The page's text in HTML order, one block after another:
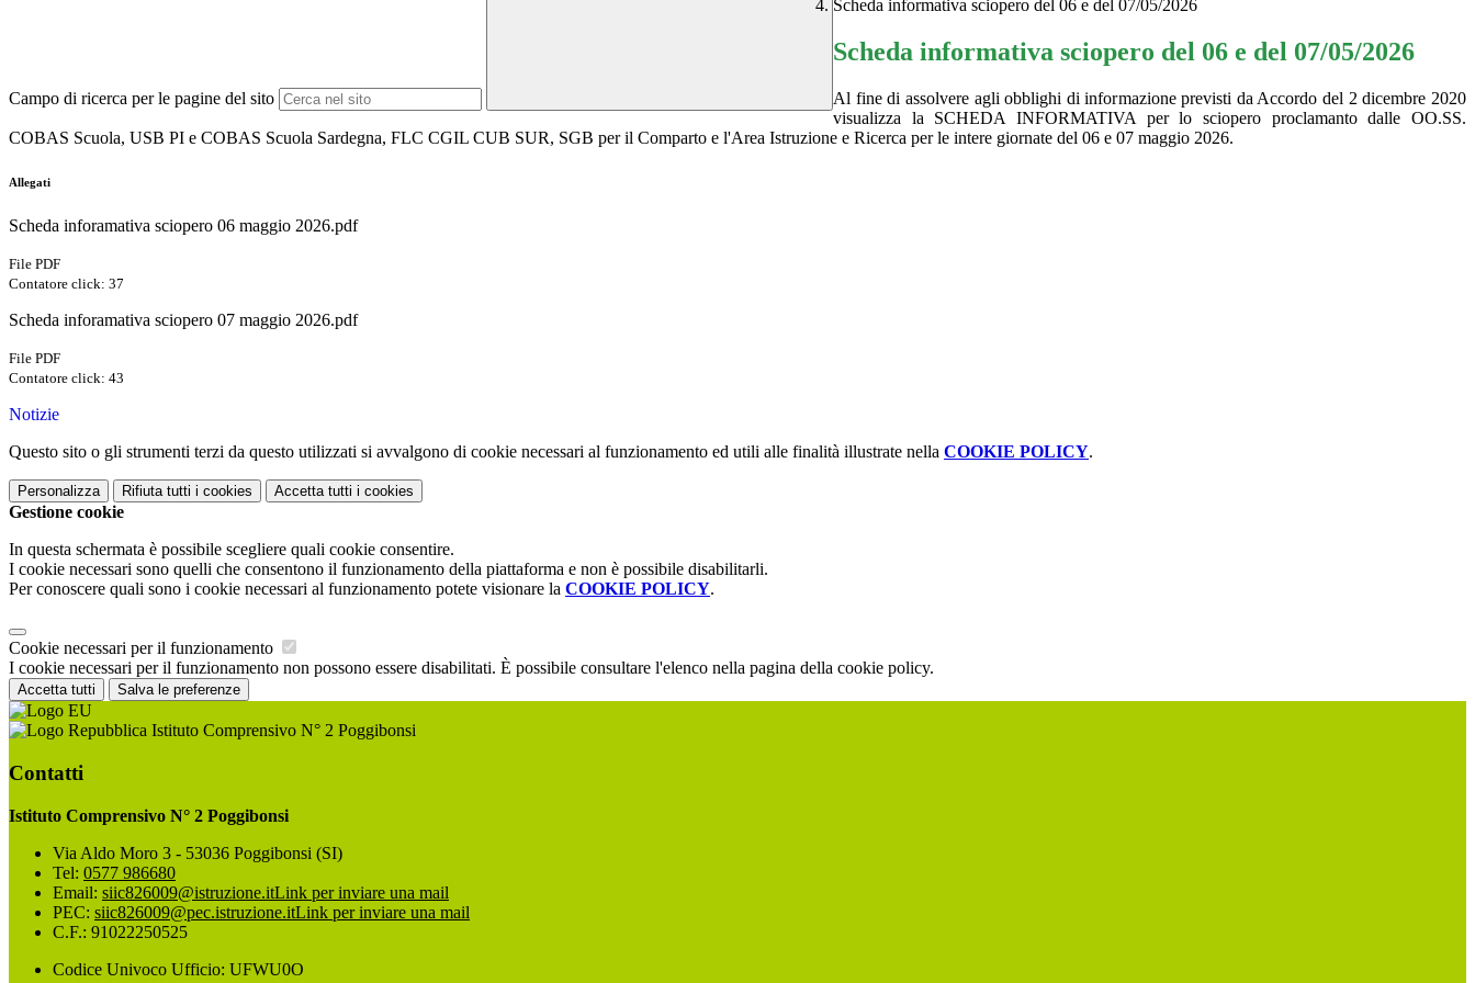
Campo di ricerca per le pagine del sito
Scheda informativa sciopero del 06 e del 07/05/2026
Scheda informativa sciopero del 06 e del 07/05/2026
Al fine di assolvere agli obblighi di informazione previsti da Accordo del 2 dicembre 2020
visualizza la SCHEDA INFORMATIVA per lo sciopero proclamanto dalle OO.SS.
COBAS Scuola, USB PI e COBAS Scuola Sardegna, FLC CGIL CUB SUR, SGB per il Comparto e l'Area Istruzione e Ricerca per le intere giornate del 06 e 07 maggio 2026.
Allegati
Scheda inforamativa sciopero 06 maggio 2026.pdf
File PDF
Contatore click: 37
Scheda inforamativa sciopero 07 maggio 2026.pdf
File PDF
Contatore click: 43
Notizie
Questo sito o gli strumenti terzi da questo utilizzati si avvalgono di cookie necessari al funzionamento ed utili alle finalità illustrate nella COOKIE POLICY.
Personalizza Rifiuta tutti i cookies Accetta tutti i cookies
Gestione cookie
In questa schermata è possibile scegliere quali cookie consentire.
I cookie necessari sono quelli che consentono il funzionamento della piattaforma e non è possibile disabilitarli.
Per conoscere quali sono i cookie necessari al funzionamento potete visionare la COOKIE POLICY.
Cookie necessari per il funzionamento
I cookie necessari per il funzionamento non possono essere disabilitati. È possibile consultare l'elenco nella pagina della cookie policy.
Accetta tutti Salva le preferenze
Istituto Comprensivo N° 2 Poggibonsi
Contatti
Istituto Comprensivo N° 2 Poggibonsi
Via Aldo Moro 3 - 53036 Poggibonsi (SI)
Tel: 0577 986680
Email: siic826009@istruzione.itLink per inviare una mail
PEC: siic826009@pec.istruzione.itLink per inviare una mail
C.F.: 91022250525
Codice Univoco Ufficio: UFWU0O